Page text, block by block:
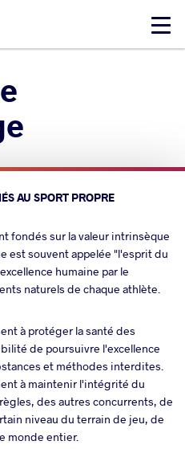
Click
AU SPORT PROPRE
fondés sur la valeur intrinsèque
est souvent appelée "l'esprit du
humaine par le
naturels de chaque athlète.
à protéger la santé des
de poursuivre l'excellence
et méthodes interdites.
à maintenir l'intégrité du
des autres concurrents, de
niveau du terrain de jeu, de
monde entier.